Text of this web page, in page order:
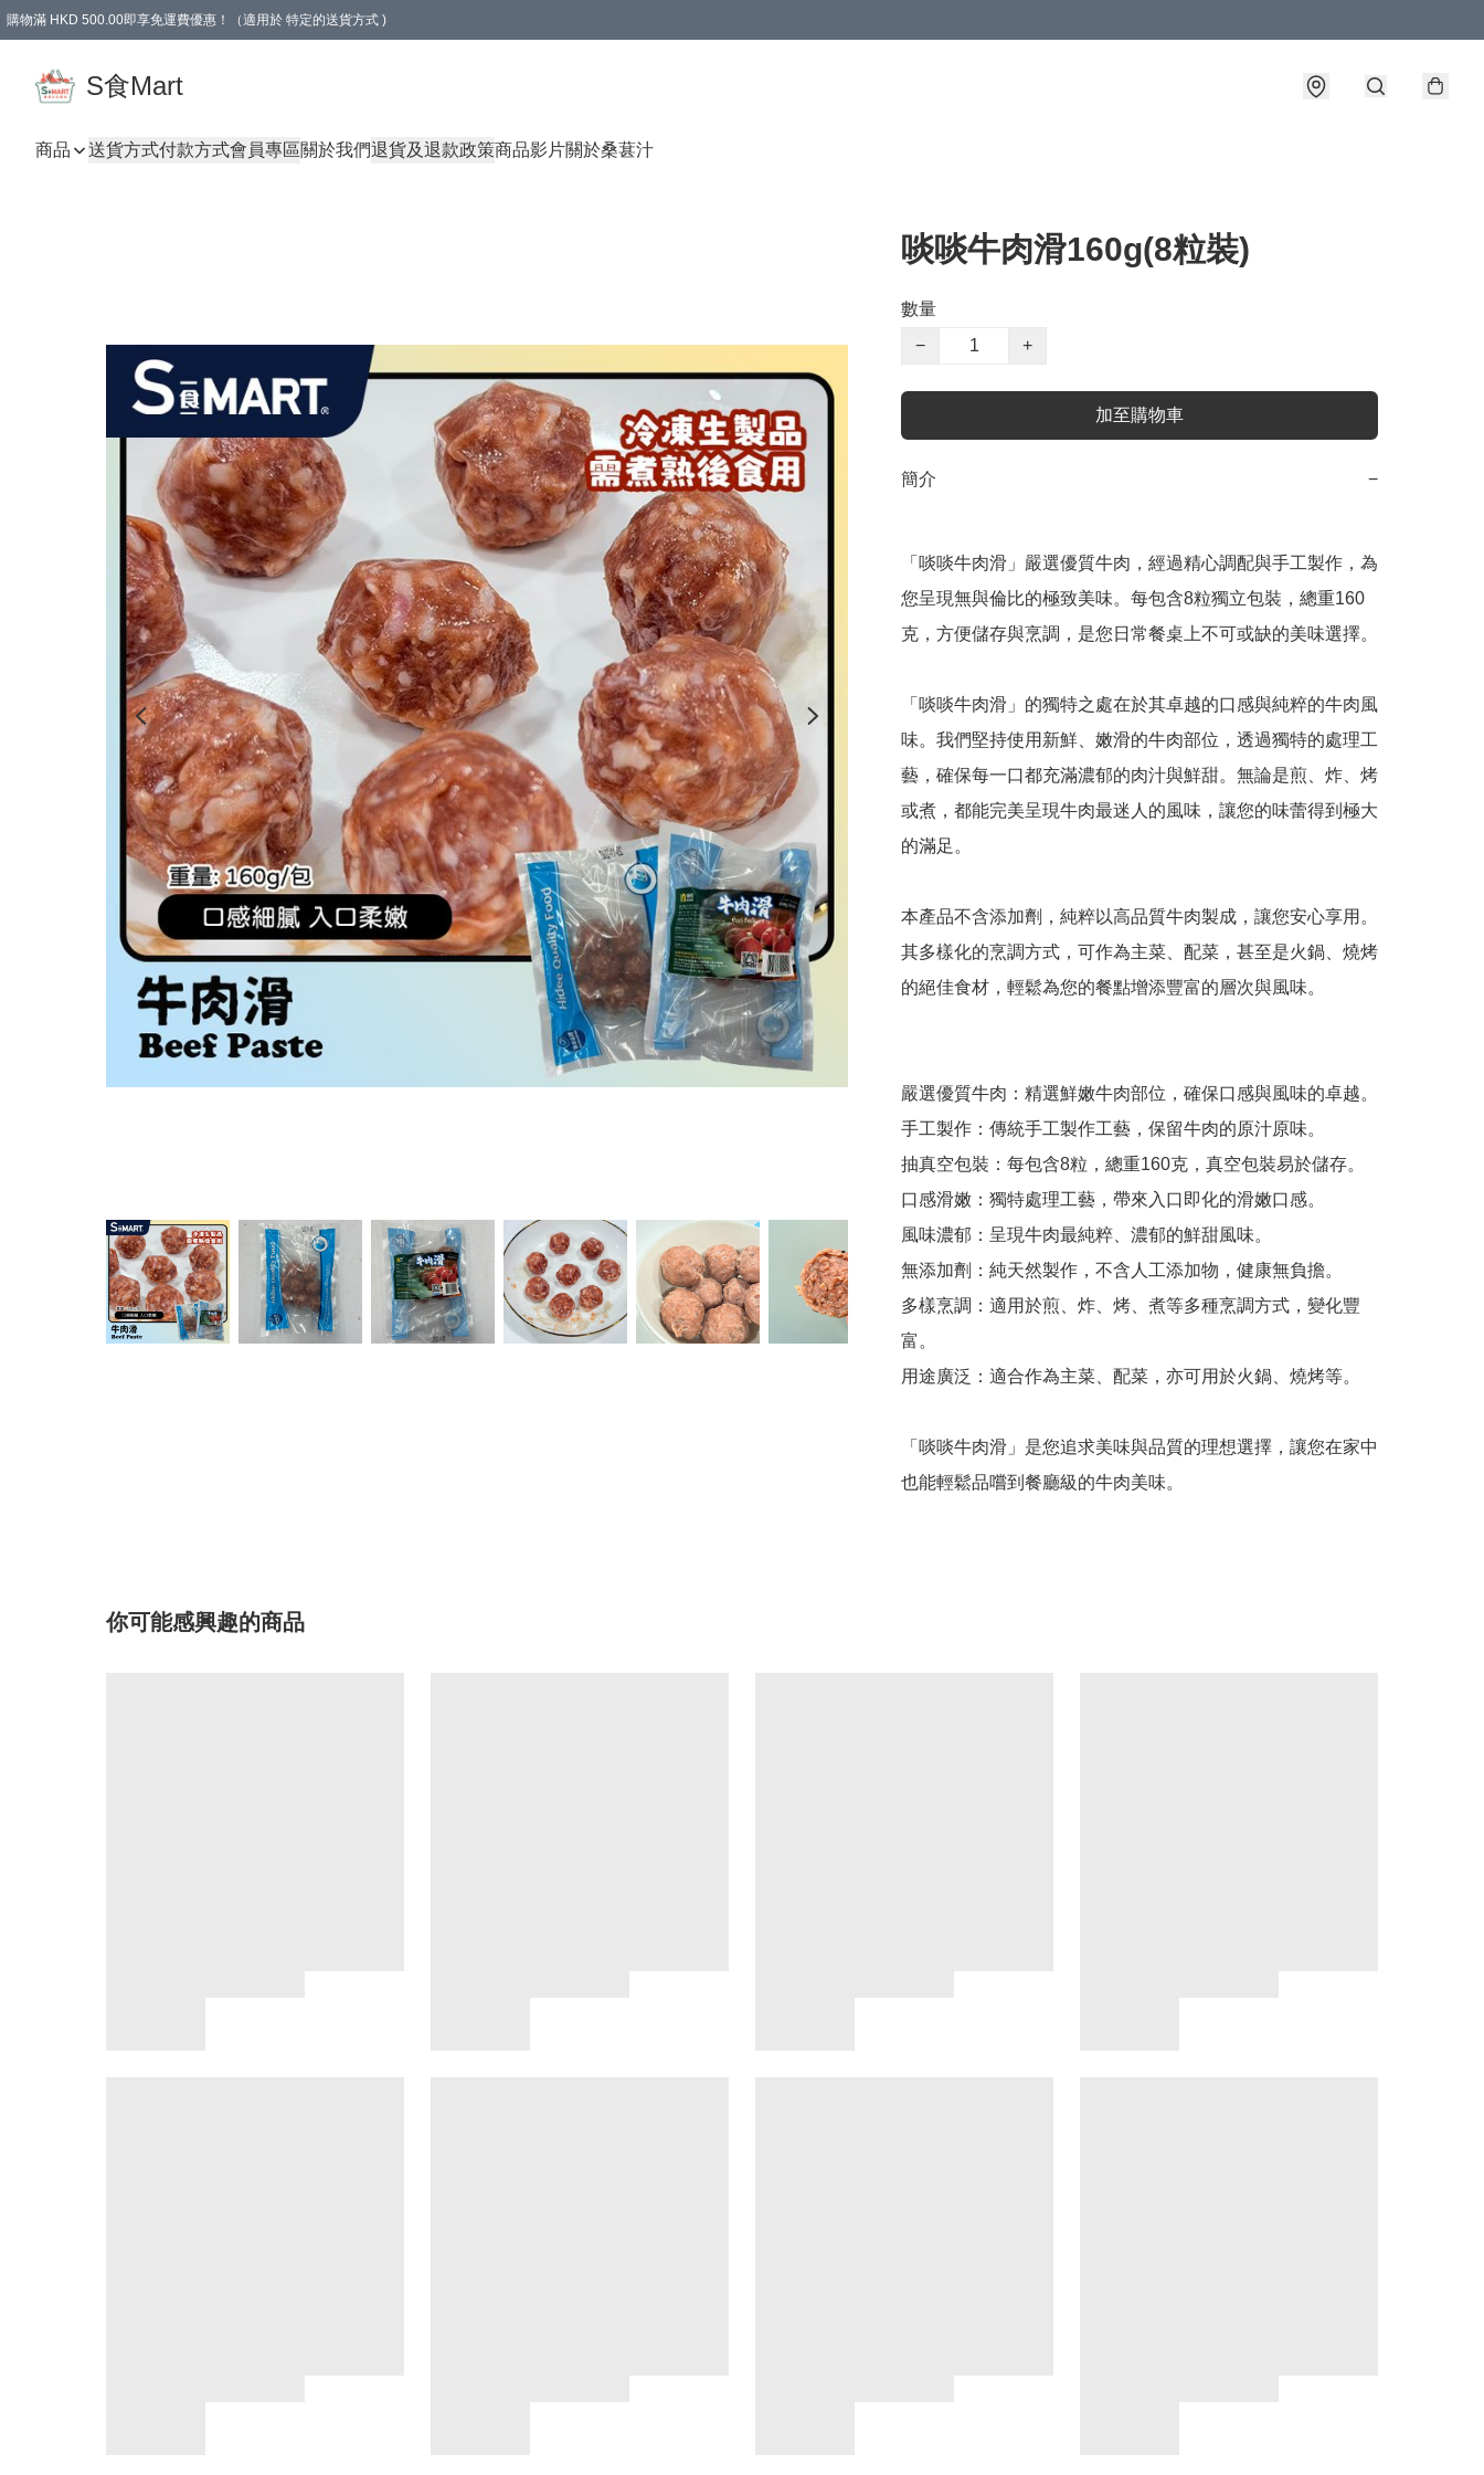
購物滿 HKD 500.00即享免運費優惠！（適用於 特定的送貨方式 )
S食Mart
商品 送貨方式付款方式會員專區關於我們退貨及退款政策商品影片關於桑葚汁
啖啖牛肉滑160g(8粒裝)
數量
−
+
加至購物車
簡介 −
「啖啖牛肉滑」嚴選優質牛肉，經過精心調配與手工製作，為
您呈現無與倫比的極致美味。每包含8粒獨立包裝，總重160
克，方便儲存與烹調，是您日常餐桌上不可或缺的美味選擇。
「啖啖牛肉滑」的獨特之處在於其卓越的口感與純粹的牛肉風
味。我們堅持使用新鮮、嫩滑的牛肉部位，透過獨特的處理工
藝，確保每一口都充滿濃郁的肉汁與鮮甜。無論是煎、炸、烤
或煮，都能完美呈現牛肉最迷人的風味，讓您的味蕾得到極大
的滿足。
本產品不含添加劑，純粹以高品質牛肉製成，讓您安心享用。
其多樣化的烹調方式，可作為主菜、配菜，甚至是火鍋、燒烤
的絕佳食材，輕鬆為您的餐點增添豐富的層次與風味。
嚴選優質牛肉：精選鮮嫩牛肉部位，確保口感與風味的卓越。
手工製作：傳統手工製作工藝，保留牛肉的原汁原味。
抽真空包裝：每包含8粒，總重160克，真空包裝易於儲存。
口感滑嫩：獨特處理工藝，帶來入口即化的滑嫩口感。
風味濃郁：呈現牛肉最純粹、濃郁的鮮甜風味。
無添加劑：純天然製作，不含人工添加物，健康無負擔。
多樣烹調：適用於煎、炸、烤、煮等多種烹調方式，變化豐
富。
用途廣泛：適合作為主菜、配菜，亦可用於火鍋、燒烤等。
「啖啖牛肉滑」是您追求美味與品質的理想選擇，讓您在家中
也能輕鬆品嚐到餐廳級的牛肉美味。
你可能感興趣的商品